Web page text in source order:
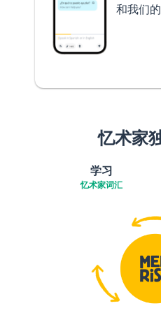
和我们
忆术家
学习
忆术家词汇